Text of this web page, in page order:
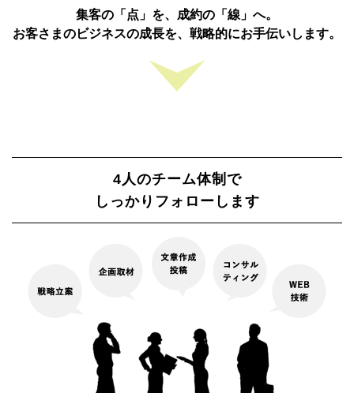
集客の「点」を、成約の「線」へ。
お客さまのビジネスの成長を、戦略的にお手伝いします。
4人のチーム体制で
しっかりフォローします